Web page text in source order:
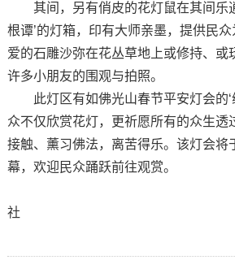
其间，另有俏皮的花灯鼠在其间乐
根谭’的灯箱，印有大师亲墨，提供民
爱的石雕沙弥在花丛草地上或修持、或
许多小朋友的围观与拍照。
此灯区有如佛光山春节平安灯会的‘
众不仅欣赏花灯，更祈愿所有的众生透
接触、薰习佛法，离苦得乐。该灯会将
幕，欢迎民众踊跃前往观赏。
文章来源
社